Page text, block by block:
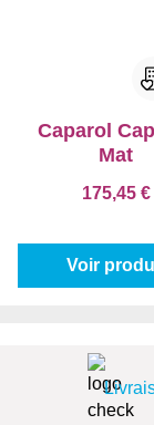
Caparol
Mat
175,45 €
Voir